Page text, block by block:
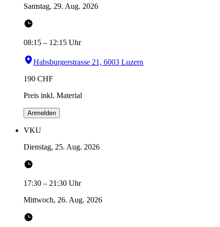
Samstag, 29. Aug. 2026
08:15 – 12:15 Uhr
Habsburgerstrasse 21, 6003 Luzern
190 CHF
Preis inkl. Material
Anmelden
VKU
Dienstag, 25. Aug. 2026
17:30 – 21:30 Uhr
Mittwoch, 26. Aug. 2026